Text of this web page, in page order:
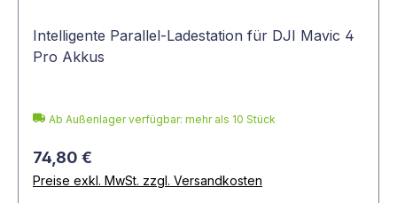
Intelligente Parallel-Ladestation für DJI Mavic 4
Pro Akkus
Ab Außenlager verfügbar: mehr als 10 Stück
74,80 €
Preise exkl. MwSt. zzgl. Versandkosten